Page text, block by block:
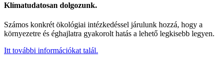
Klímatudatosan dolgozunk.
Számos konkrét ökológiai intézkedéssel járulunk hozzá, hogy a
környezetre és éghajlatra gyakorolt hatás a lehető legkisebb legyen.
Itt további információkat talál.